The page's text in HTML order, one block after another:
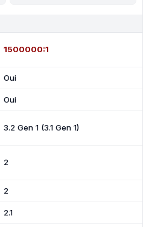
1500000:1
Oui
Oui
3.2 Gen 1 (3.1 Gen 1)
2
2
2.1